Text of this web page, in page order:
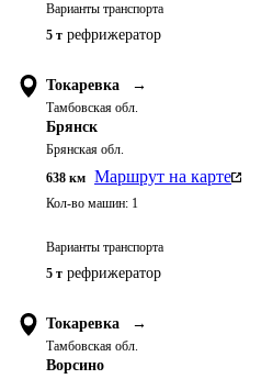
Варианты транспорта
5 т рефрижератор
Токаревка →
Тамбовская обл.
Брянск
Брянская обл.
638 км Маршрут на карте
Кол-во машин: 1
Варианты транспорта
5 т рефрижератор
Токаревка →
Тамбовская обл.
Ворсино